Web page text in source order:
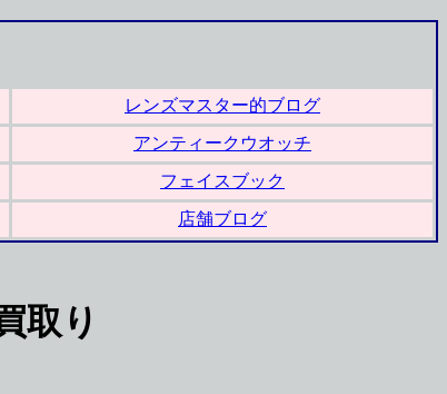
レンズマスター的ブログ
アンティークウオッチ
フェイスブック
店舗ブログ
取り